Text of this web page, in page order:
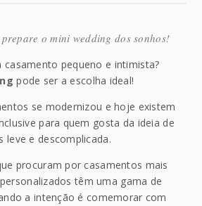
o mini wedding dos sonhos!
casamento pequeno e intimista?
pode ser a escolha ideal!
se modernizou e hoje existem
para quem gosta da ideia de
leve e descomplicada.
procuram por casamentos mais
têm uma gama de
a intenção é comemorar com